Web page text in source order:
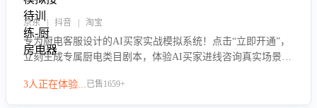
京东 | 抖音 | 淘宝
专为厨电客服设计的AI买家实战模拟系统！点击“立即开通”，
立刻生成专属厨电类目剧本，体验AI买家进线咨询真实场景训
技巧！
3人正在体验...已售1659+